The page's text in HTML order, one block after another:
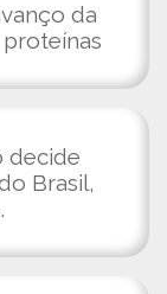
da
decide
Brasil,